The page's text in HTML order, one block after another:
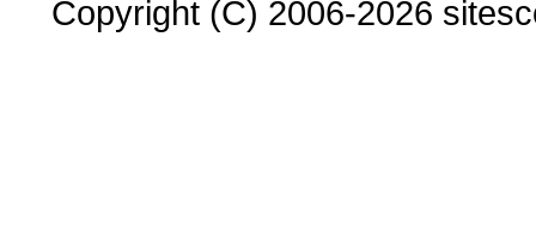
Copyright (C) 2006-2026